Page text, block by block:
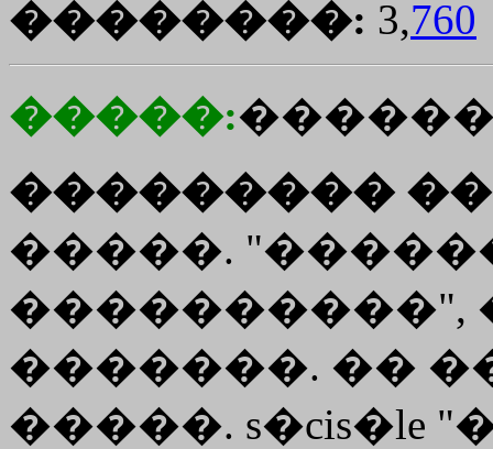
��������: 3,760
�����:
���������
�����.
����������",
�������. ��
�����. s�cis�le